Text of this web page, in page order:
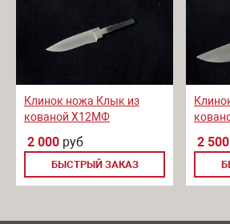
Клинок ножа Клык из
кованой Х12МФ
2 000 руб
БЫСТРЫЙ ЗАКАЗ
2 500